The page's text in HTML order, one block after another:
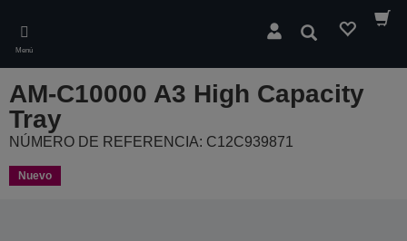
main
content
Menú
Buscar
AM-C10000 A3 High Capacity
Tray
NÚMERO DE REFERENCIA: C12C939871
Nuevo